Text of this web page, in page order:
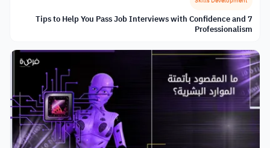
7 Tips to Help You Pass Job Interviews with Confidence and
Professionalism